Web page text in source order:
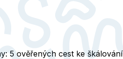
5 ověřených cest ke škálování